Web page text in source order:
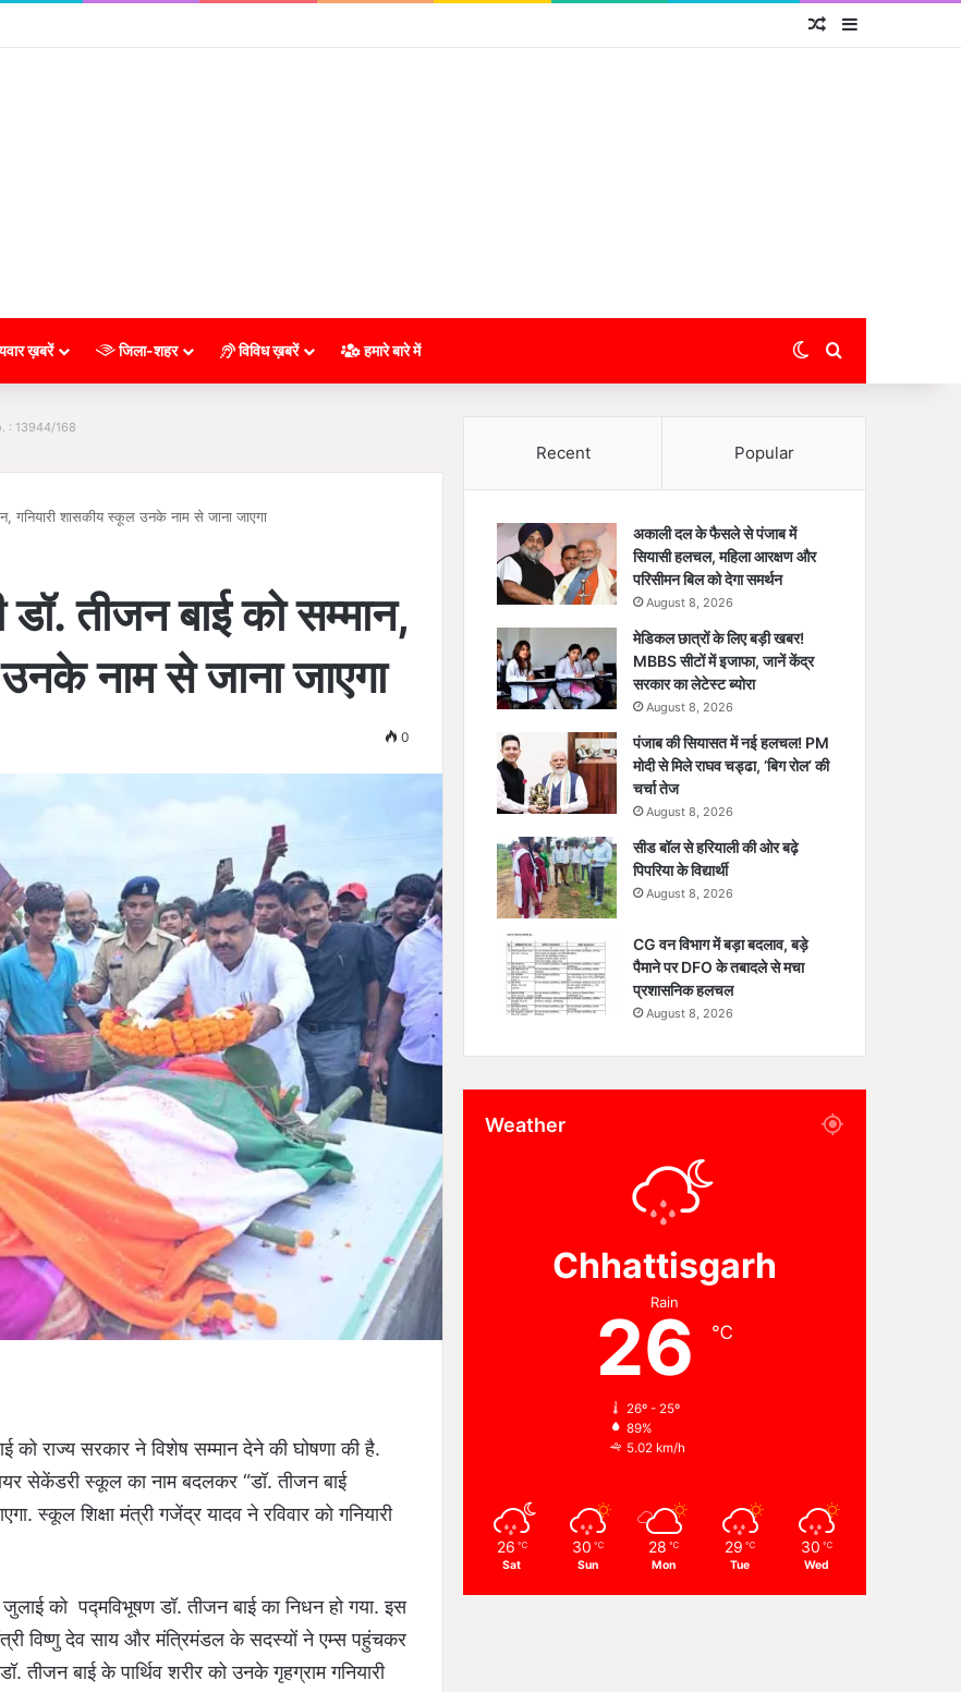
Random Article
ख़बरें जिला-शहर विविध ख़बरें हमारे बारे में Switch skin
: 13944/168
गनियारी शासकीय स्कूल उनके नाम से जाना जाएगा
तीजन बाई को सम्मान,
नाम से जाना जाएगा
0
को राज्य सरकार ने विशेष सम्मान देने की घोषणा की है.
सेकेंडरी स्कूल का नाम बदलकर “डॉ. तीजन बाई
स्कूल शिक्षा मंत्री गजेंद्र यादव ने रविवार को गनियारी
को पद्मविभूषण डॉ. तीजन बाई का निधन हो गया. इस
विष्णु देव साय और मंत्रिमंडल के सदस्यों ने एम्स पहुंचकर
तीजन बाई के पार्थिव शरीर को उनके गृहग्राम गनियारी
Recent Popular
अकाली दल के फैसले से पंजाब में
सियासी हलचल, महिला आरक्षण और
परिसीमन बिल को देगा समर्थन
August 8, 2026
मेडिकल छात्रों के लिए बड़ी खबर!
MBBS सीटों में इजाफा, जानें केंद्र
सरकार का लेटेस्ट ब्योरा
August 8, 2026
पंजाब की सियासत में नई हलचल! PM
मोदी से मिले राघव चड्ढा, ‘बिग रोल’ की
चर्चा तेज
August 8, 2026
सीड बॉल से हरियाली की ओर बढ़े
पिपरिया के विद्यार्थी
August 8, 2026
CG वन विभाग में बड़ा बदलाव, बड़े
पैमाने पर DFO के तबादले से मचा
प्रशासनिक हलचल
August 8, 2026
Weather
Chhattisgarh
Rain
26 ℃
26º - 25º
89%
5.02 km/h
26 ℃
Sat
30 ℃
Sun
28 ℃
Mon
29 ℃
Tue
30 ℃
Wed